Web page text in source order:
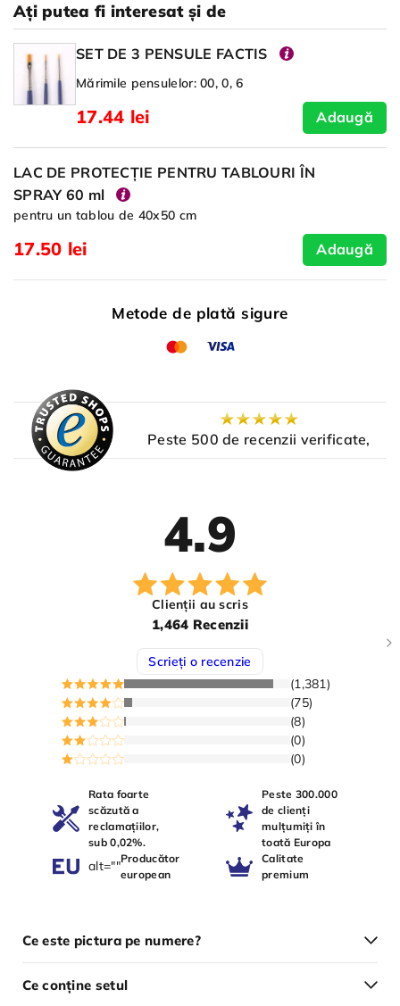
Ați putea fi interesat și de
SET DE 3 PENSULE FACTIS
Mărimile pensulelor: 00, 0, 6
17.44 lei Adaugă
LAC DE PROTECȚIE PENTRU TABLOURI ÎN
SPRAY 60 ml
pentru un tablou de 40x50 cm
17.50 lei Adaugă
Metode de plată sigure
Peste 500 de recenzii verificate,
4.9
Clienții au scris
1,464 Recenzii
Scrieți o recenzie
(1,381)
(75)
(8)
(0)
(0)
Rata foarte
scăzută a
reclamațiilor,
sub 0,02%.
Peste 300.000
de clienți
mulțumiți în
toată Europa
alt=""Producător
european
Calitate
premium
Ce este pictura pe numere?
Ce conține setul